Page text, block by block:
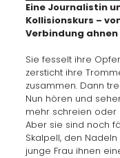
Eine Journalistin
Kollisionskurs –
Verbindung
Sie fesselt ihre
zersticht ihre
zusammen. Dann
Nun hören und
mehr schreien oder
Aber sie sind noch
Skalpell, den
junge Frau ihnen